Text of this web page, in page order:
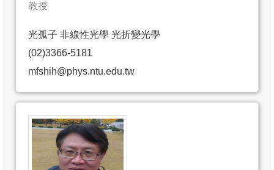
教授
光孤子 非線性光學 光折變光學
(02)3366-5181
mfshih@phys.ntu.edu.tw